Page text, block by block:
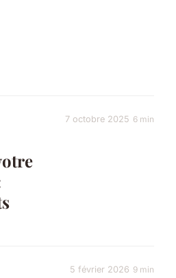
7 octobre 2025 6 min
5 février 2026 9 min